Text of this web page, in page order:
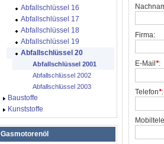
Firma:
E-Mail *:
Telefon*:
Abfallschlüssel 16
Abfallschlüssel 17
Abfallschlüssel 18
Abfallschlüssel 19
Abfallschlüssel 20
Abfallschlüssel 2001
Abfallschlüssel 2002
Abfallschlüssel 2003
Baustoffe
Kunststoffe
Gasmotorenöl